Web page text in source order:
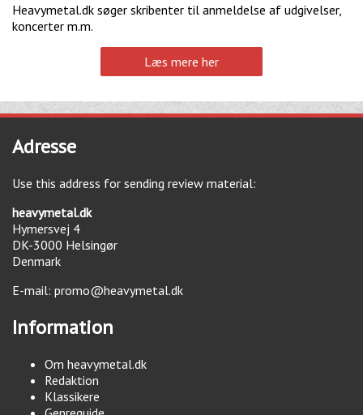
Heavymetal.dk søger skribenter til anmeldelse af udgivelser,
koncerter m.m.
Læs mere her
Adresse
Use this address for sending review material:
heavymetal.dk
Hymersvej 4
DK-3000 Helsingør
Denmark
E-mail: promo@heavymetal.dk
Information
Om heavymetal.dk
Redaktion
Klassikere